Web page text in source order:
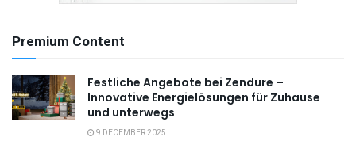
Premium Content
Festliche Angebote bei Zendure –
Innovative Energie­lösungen für Zuhause
und unterwegs
9 DECEMBER 2025